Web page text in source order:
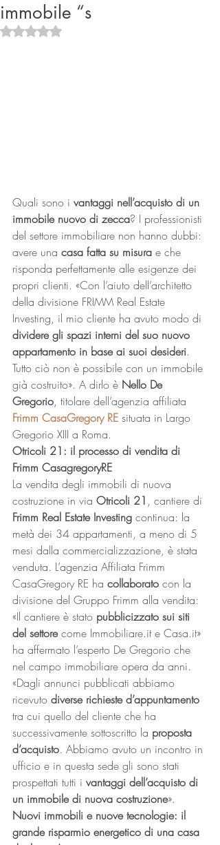
immobile “s
Valutazione NaN stelle su 5.
Quali sono i vantaggi nell’acquisto di un
immobile nuovo di zecca? I professionisti
del settore immobiliare non hanno dubbi:
avere una casa fatta su misura e che
risponda perfettamente alle esigenze dei
propri clienti. «Con l’aiuto dell’architetto
della divisione FRIMM Real Estate
Investing, il mio cliente ha avuto modo di
dividere gli spazi interni del suo nuovo
appartamento in base ai suoi desideri.
Tutto ciò non è possibile con un immobile
già costruito». A dirlo è Nello De
Gregorio, titolare dell’agenzia affiliata
Frimm CasaGregory RE situata in Largo
Gregorio XIII a Roma.
Otricoli 21: il processo di vendita di
Frimm CasagregoryRE
La vendita degli immobili di nuova
costruzione in via Otricoli 21 , cantiere di
Frimm Real Estate Investing continua: la
metà dei 34 appartamenti, a meno di 5
mesi dalla commercializzazione, è stata
venduta. L’agenzia Affiliata Frimm
CasaGregory RE ha collaborato con la
divisione del Gruppo Frimm alla vendita:
«Il cantiere è stato pubblicizzato sui siti
del settore come Immobiliare.it e Casa.it»
ha affermato l’esperto De Gregorio che
nel campo immobiliare opera da anni.
«Dagli annunci pubblicati abbiamo
ricevuto diverse richieste d’appuntamento
tra cui quello del cliente che ha
successivamente sottoscritto la proposta
d’acquisto. Abbiamo avuto un incontro in
ufficio e in questa sede gli sono stati
prospettati tutti i vantaggi dell’acquisto di
un immobile di nuova costruzione».
Nuovi immobili e nuove tecnologie: il
grande risparmio energetico di una casa